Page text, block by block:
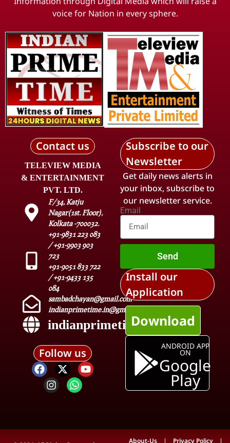
voice for Nation in every sphere.
Contact us
TELEVIEW MEDIA
& ENTERTAINMENT
PVT. LTD.
F/34, Katju
Nagar(1st. Floor),
Kolkata -700032.
+91-9831 223 083
/ +91-9903 903
723
+91-9051 833 722
/ +91-9433 135
084
sambadchayan@gmail.com
indianprimetime.in@gmail.com
indianprimetime.in
Follow us
Subscribe to our
Newsletter
Get daily news alerts in
your inbox, subscribe to
our newsletter service.
Email
Send
Install our
Application
Download
ANDROID APP
ON
Google
Play
About-Us Privacy Policy